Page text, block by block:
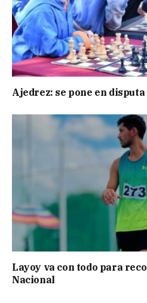
Ajedrez: se pone en disputa
Layoy va con todo para
Nacional